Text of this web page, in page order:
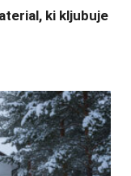
ki kljubuje